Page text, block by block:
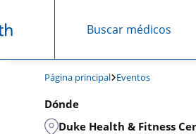
Buscar médicos
Página principal Eventos
Dónde
Duke Health & Fitness